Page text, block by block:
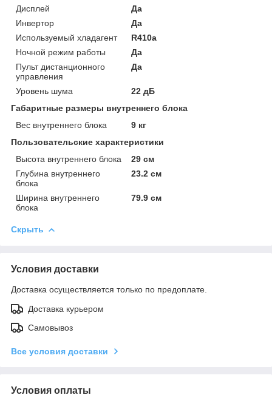
Дисплей
Да
Инвертор
Да
Используемый хладагент
R410a
Ночной режим работы
Да
Пульт дистанционного
управления
Да
Уровень шума
22 дБ
Габаритные размеры внутреннего блока
Вес внутреннего блока
9 кг
Пользовательские характеристики
Высота внутреннего блока
29 cм
Глубина внутреннего
блока
23.2 cм
Ширина внутреннего
блока
79.9 cм
Скрыть
Условия доставки
Доставка осуществляется только по предоплате.
Доставка курьером
Самовывоз
Все условия доставки
Условия оплаты